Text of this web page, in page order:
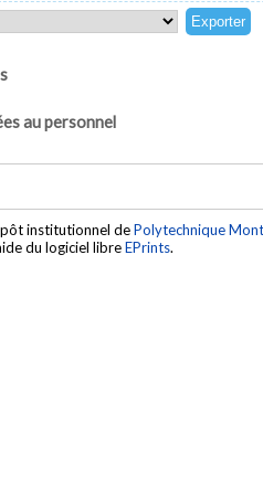
au personnel
institutionnel dePolytechnique
du logiciel libreEPrints.